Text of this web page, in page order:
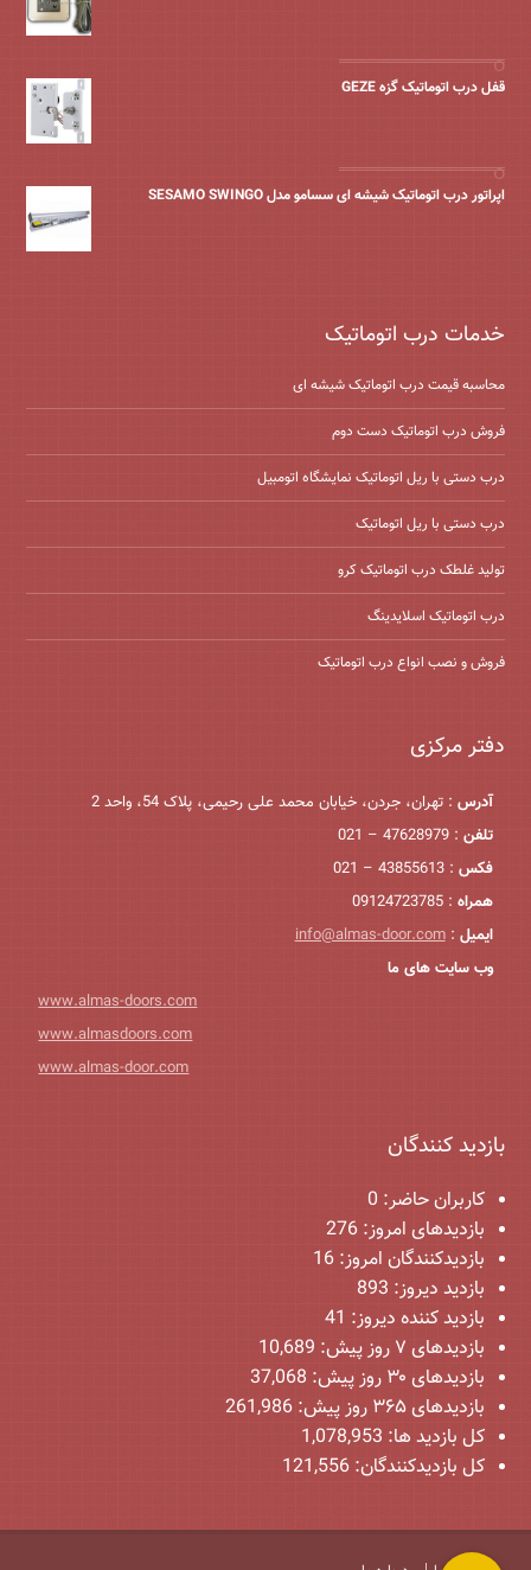
قفل درب اتوماتیک گزه GEZE
اپراتور درب اتوماتیک شیشه ای سسامو مدل SESAMO SWINGO
خدمات درب اتوماتیک
محاسبه قیمت درب اتوماتیک شیشه ‌ای
فروش درب اتوماتیک دست دوم
درب دستی با ریل اتوماتیک نمایشگاه اتومبیل
درب دستی با ریل اتوماتیک
تولید غلطک درب اتوماتیک کرو
درب اتوماتیک اسلایدینگ
فروش و نصب انواع درب اتوماتیک
دفتر مرکزی
آدرس : تهران، جردن، خیابان محمد علی رحیمی، پلاک 54، واحد 2
تلفن : 47628979 – 021
فکس : 43855613 – 021
همراه : 09124723785
ایمیل :
info@almas-door.com
وب سایت های ما
www.almas-doors.com
www.almasdoors.com
www.almas-door.com
بازدید کنندگان
کاربران حاضر: 0
بازدیدهای امروز:276
بازدیدکنندگان امروز:16
بازدید دیروز: 893
بازدید کننده دیروز: 41
بازدیدهای ۷ روز پیش:
10,689
بازدیدهای ۳۰ روز پیش:
37,068
بازدیدهای ۳۶۵ روز پیش:
261,986
کل بازدید ها: 1,078,953
کل بازدیدکنند‌گان:121,556